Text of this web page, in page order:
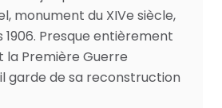
monument du XIVe siècle,
1906. Presque entièrement
Première Guerre
garde de sa reconstruction